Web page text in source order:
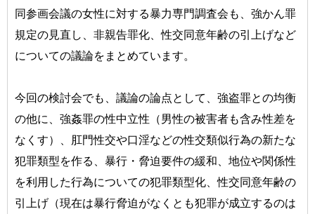
同参画会議の女性に対する暴力専門調査会も、強かん罪
規定の見直し、非親告罪化、性交同意年齢の引上げなど
についての議論をまとめています。
今回の検討会でも、議論の論点として、強盗罪との均衡
の他に、強姦罪の性中立性（男性の被害者も含み性差を
なくす）、肛門性交や口淫などの性交類似行為の新たな
犯罪類型を作る、暴行・脅迫要件の緩和、地位や関係性
を利用した行為についての犯罪類型化、性交同意年齢の
引上げ（現在は暴行脅迫がなくとも犯罪が成立するのは